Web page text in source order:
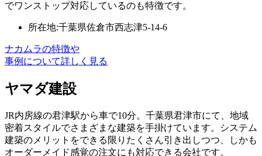
でワンストップ対応しているのも特徴です。
所在地:千葉県佐倉市西志津5-14-6
ナカムラの特徴や
事例について詳しく見る
ヤマダ建設
JR内房線の君津駅から車で10分。千葉県君津市にて、地域
密着スタイルでさまざまな建築を手掛けています。システム
建築のメリットをできる限りたくさん引き出しつつ、しかも
オーダーメイド感覚の注文にも対応できる会社です。